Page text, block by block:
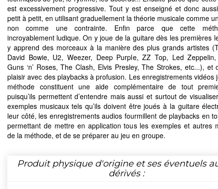
est excessivement progressive. Tout y est enseigné et donc
petit à petit, en utilisant graduellement la théorie musicale comme
non comme une contrainte. Enfin parce que cette
incroyablement ludique. On y joue de la guitare dès les premières
y apprend des morceaux à la manière des plus grands artistes
David Bowie, U2, Weezer, Deep Purple, ZZ Top, Led
Guns ‘n’ Roses, The Clash, Elvis Presley, The Strokes, etc...), et
plaisir avec des playbacks à profusion. Les enregistrements vidéos
méthode constituent une aide complémentaire de tout
puisqu’ils permettent d’entendre mais aussi et surtout de
exemples musicaux tels qu’ils doivent être joués à la guitare
leur côté, les enregistrements audios fourmillent de playbacks en
permettant de mettre en application tous les exemples et autres
de la méthode, et de se préparer au jeu en groupe.
Produit physique d'origine et ses éventuels
dérivés :